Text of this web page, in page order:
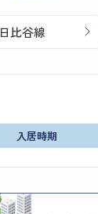
日比谷線
入居時期